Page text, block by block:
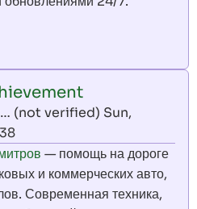
(not verified) Sun,
— помощь на дороге
и коммерческих авто,
Современная техника,